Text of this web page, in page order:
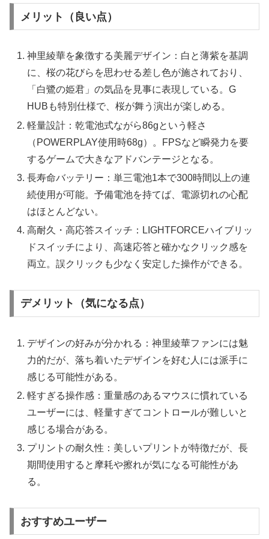
メリット（良い点）
神里綾華を象徴する美麗デザイン：白と薄紫を基調
に、桜の花びらを思わせる差し色が施されており、
「白鷺の姫君」の気品を見事に表現している。G
HUBも特別仕様で、桜が舞う演出が楽しめる。
軽量設計：乾電池式ながら86gという軽さ
（POWERPLAY使用時68g）。FPSなど瞬発力を要
するゲームで大きなアドバンテージとなる。
長寿命バッテリー：単三電池1本で300時間以上の連
続使用が可能。予備電池を持てば、電源切れの心配
はほとんどない。
高耐久・高応答スイッチ：LIGHTFORCEハイブリッ
ドスイッチにより、高速応答と確かなクリック感を
両立。誤クリックも少なく安定した操作ができる。
デメリット（気になる点）
デザインの好みが分かれる：神里綾華ファンには魅
力的だが、落ち着いたデザインを好む人には派手に
感じる可能性がある。
軽すぎる操作感：重量感のあるマウスに慣れている
ユーザーには、軽量すぎてコントロールが難しいと
感じる場合がある。
プリントの耐久性：美しいプリントが特徴だが、長
期間使用すると摩耗や擦れが気になる可能性があ
る。
おすすめユーザー